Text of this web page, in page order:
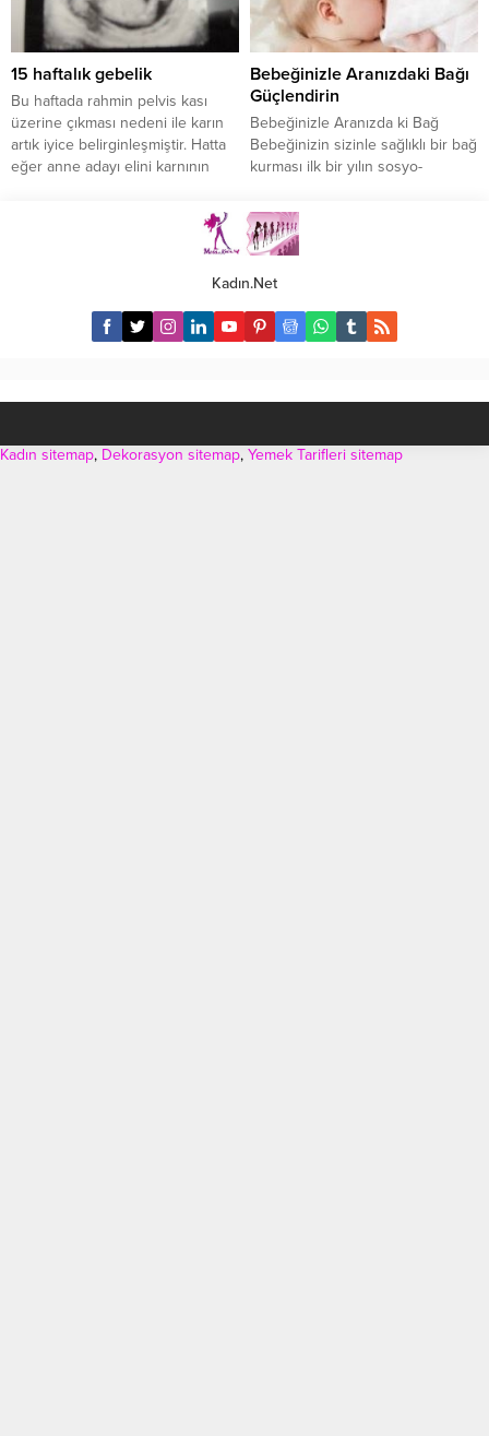
ediyorsunuz değil mi? Kadın
Hastalıkları ve Doğum Uzmanı Dr.
Deniz Gökalp tüm detaylarıyla
gebeliğin erken belirtileri
konusunda bizleri aydınlattı.
Unutmayın, erken...
yaşayabilmektedirler. Bu sevinç
en çok yıllarca anne baba olmayı
istemiş ama bir türlü olamamış
ailelerde daha çok yaşanmaktadır.
İkiz bebek bekleyen annelerin...
15 haftalık gebelik
Bu haftada rahmin pelvis kası
üzerine çıkması nedeni ile karın
artık iyice belirginleşmiştir. Hatta
eğer anne adayı elini karnının
hamileliklerde karın şeklinin ve
büyüklüğünün de farklı olacağını
aldığımız şey karnın büyüklüğü
değil, karın...
Bebeğinizle Aranızdaki Bağı
Güçlendirin
Bebeğinizle Aranızda ki Bağ
Bebeğinizin sizinle sağlıklı bir bağ
kurması ilk bir yılın sosyo-
konusudur. Bebeklerin ebeveynle
kurduğu bağın içgüdüsel
temelleri vardır. Bebekler
dünyaya korunma ve güvenlik
kalma içgüdüsüyle gelirler.
Ebeveynler için de bebekle
Kadın.Net
Kadın sitemap, Dekorasyon sitemap, Yemek Tarifleri sitemap